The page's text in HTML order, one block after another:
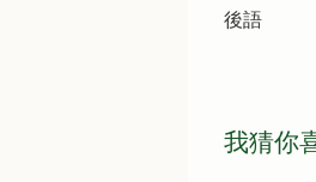
後語
我猜你